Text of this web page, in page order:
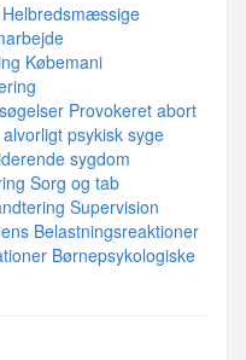
Helbredsmæssige
Købemani
Provokeret abort
psykisk syge
sygdom
Sorg og tab
Supervision
Belastningsreaktioner
Børnepsykologiske